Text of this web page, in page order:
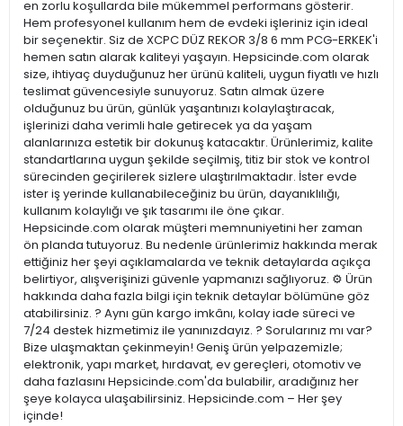
en zorlu koşullarda bile mükemmel performans gösterir.
Hem profesyonel kullanım hem de evdeki işleriniz için ideal
bir seçenektir. Siz de XCPC DÜZ REKOR 3/8 6 mm PCG-ERKEK'i
hemen satın alarak kaliteyi yaşayın. Hepsicinde.com olarak
size, ihtiyaç duyduğunuz her ürünü kaliteli, uygun fiyatlı ve hızlı
teslimat güvencesiyle sunuyoruz. Satın almak üzere
olduğunuz bu ürün, günlük yaşantınızı kolaylaştıracak,
işlerinizi daha verimli hale getirecek ya da yaşam
alanlarınıza estetik bir dokunuş katacaktır. Ürünlerimiz, kalite
standartlarına uygun şekilde seçilmiş, titiz bir stok ve kontrol
sürecinden geçirilerek sizlere ulaştırılmaktadır. İster evde
ister iş yerinde kullanabileceğiniz bu ürün, dayanıklılığı,
kullanım kolaylığı ve şık tasarımı ile öne çıkar.
Hepsicinde.com olarak müşteri memnuniyetini her zaman
ön planda tutuyoruz. Bu nedenle ürünlerimiz hakkında merak
ettiğiniz her şeyi açıklamalarda ve teknik detaylarda açıkça
belirtiyor, alışverişinizi güvenle yapmanızı sağlıyoruz. ⚙️ Ürün
hakkında daha fazla bilgi için teknik detaylar bölümüne göz
atabilirsiniz. ? Aynı gün kargo imkânı, kolay iade süreci ve
7/24 destek hizmetimiz ile yanınızdayız. ? Sorularınız mı var?
Bize ulaşmaktan çekinmeyin! Geniş ürün yelpazemizle;
elektronik, yapı market, hırdavat, ev gereçleri, otomotiv ve
daha fazlasını Hepsicinde.com'da bulabilir, aradığınız her
şeye kolayca ulaşabilirsiniz. Hepsicinde.com – Her şey
içinde!